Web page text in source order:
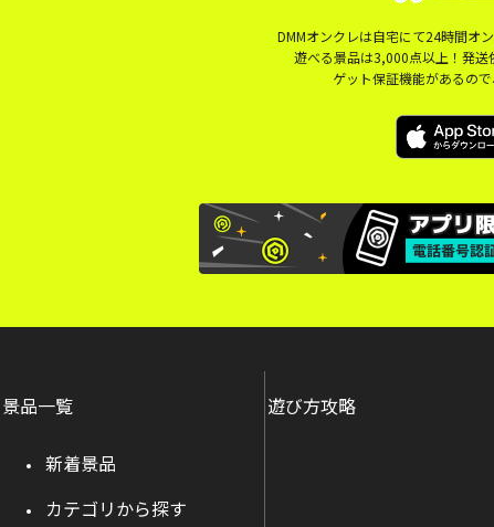
DMMオンクレは自宅にて24時間オ
遊べる景品は3,000点以上！発送
ゲット保証機能があるの
景品一覧
新着景品
カテゴリから探す
遊び方攻略